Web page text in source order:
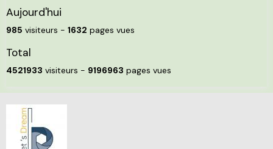
Aujourd'hui
985 visiteurs - 1632 pages vues
Total
4521933 visiteurs - 9196963 pages vues